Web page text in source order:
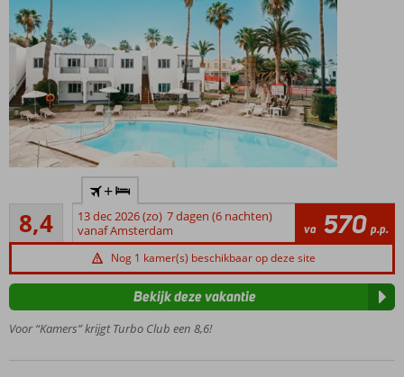
Uitstekende prijs-
kwaliteitverhouding
Gratis
shuttlebus
strand
miniclub,
kinderbad
8,4
Zeer goed
15
beoordelingen
+
13 dec 2026 (zo) 7 dagen (6 nachten)
vanaf Amsterdam
va 570 p.p.
Nog 1 kamer(s) beschikbaar op deze site
Voor “Kamers” krijgt Turbo Club een 8,6!
Bekijk deze vakantie